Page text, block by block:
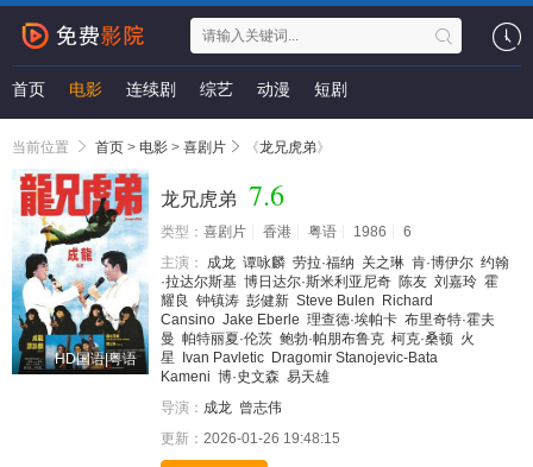
首页 电影 连续剧 综艺 动漫 短剧
当前位置 首页 > 电影 > 喜剧片 《龙兄虎弟》
HD国语|粤语
龙兄虎弟 7.6
类型： 喜剧片 香港 粤语 1986
6
主演：
成龙 谭咏麟 劳拉·福纳 关之琳 肯·博伊尔 约翰
·拉达尔斯基 博日达尔·斯米利亚尼奇 陈友 刘嘉玲 霍
耀良 钟镇涛 彭健新 Steve Bulen
Richard
Cansino Jake Eberle 理查德·埃帕卡 布里奇特·霍夫
曼 帕特丽夏·伦茨 鲍勃·帕朋布鲁克 柯克·桑顿 火
星
Ivan Pavletic Dragomir Stanojevic-Bata
Kameni 博·史文森 易天雄
导演： 成龙 曾志伟
更新： 2026-01-26 19:48:15